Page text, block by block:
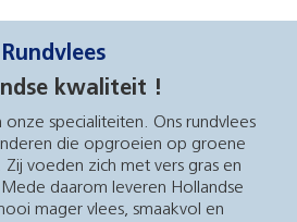
Rundvlees
kwaliteit !
onze specialiteiten. Ons rundvlees
die opgroeien op groene
voeden zich met vers gras en
daarom leveren Hollandse
mager vlees, smaakvol en